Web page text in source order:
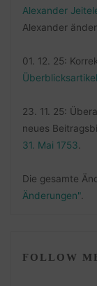
Alexander
Alexander
01. 12. 25:
23. 11. 25:
neues
31. Mai 1753
Die gesamte
Änderungen".
FOLLOW